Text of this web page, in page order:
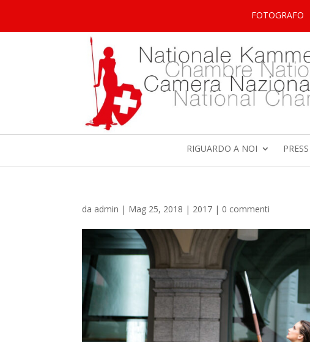
FOTOGRAFO
RIGUARDO A NOI PRESS
da admin | Mag 25, 2018 | 2017 | 0 commenti